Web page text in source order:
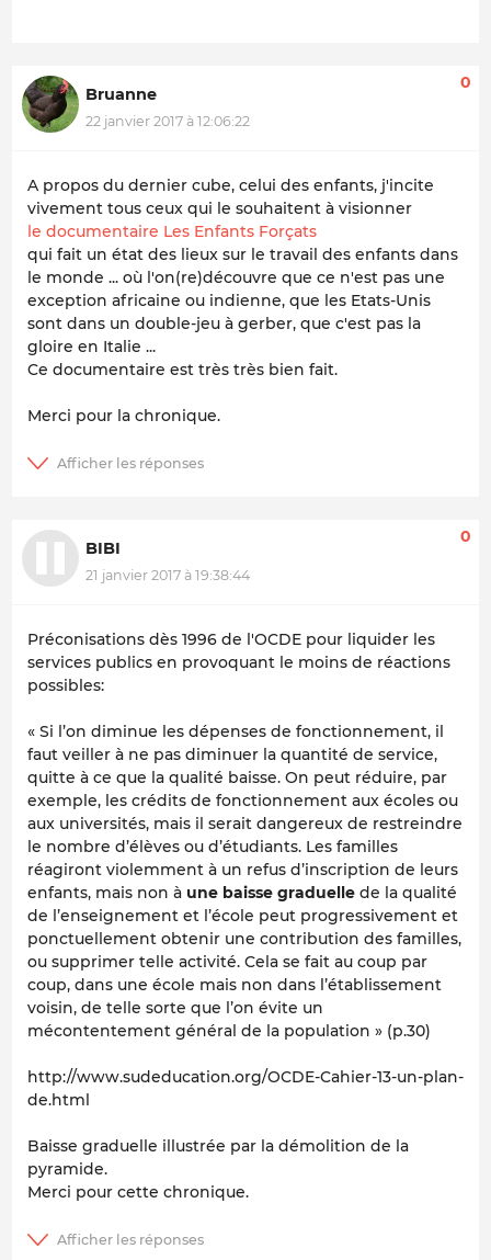
Bruanne
22 janvier 2017 à 12:06:22
0
A propos du dernier cube, celui des enfants, j'incite
vivement tous ceux qui le souhaitent à visionner
le documentaire Les Enfants Forçats
qui fait un état des lieux sur le travail des enfants dans
le monde ... où l'on(re)découvre que ce n'est pas une
exception africaine ou indienne, que les Etats-Unis
sont dans un double-jeu à gerber, que c'est pas la
gloire en Italie ...
Ce documentaire est très très bien fait.
Merci pour la chronique.
BIBI
21 janvier 2017 à 19:38:44
0
Préconisations dès 1996 de l'OCDE pour liquider les
services publics en provoquant le moins de réactions
possibles:
« Si l’on diminue les dépenses de fonctionnement, il
faut veiller à ne pas diminuer la quantité de service,
quitte à ce que la qualité baisse. On peut réduire, par
exemple, les crédits de fonctionnement aux écoles ou
aux universités, mais il serait dangereux de restreindre
le nombre d’élèves ou d’étudiants. Les familles
réagiront violemment à un refus d’inscription de leurs
enfants, mais non à une baisse graduelle de la qualité
de l’enseignement et l’école peut progressivement et
ponctuellement obtenir une contribution des familles,
ou supprimer telle activité. Cela se fait au coup par
coup, dans une école mais non dans l’établissement
voisin, de telle sorte que l’on évite un
mécontentement général de la population » (p.30)
http://www.sudeducation.org/OCDE-Cahier-13-un-plan-
de.html
Baisse graduelle illustrée par la démolition de la
pyramide.
Merci pour cette chronique.